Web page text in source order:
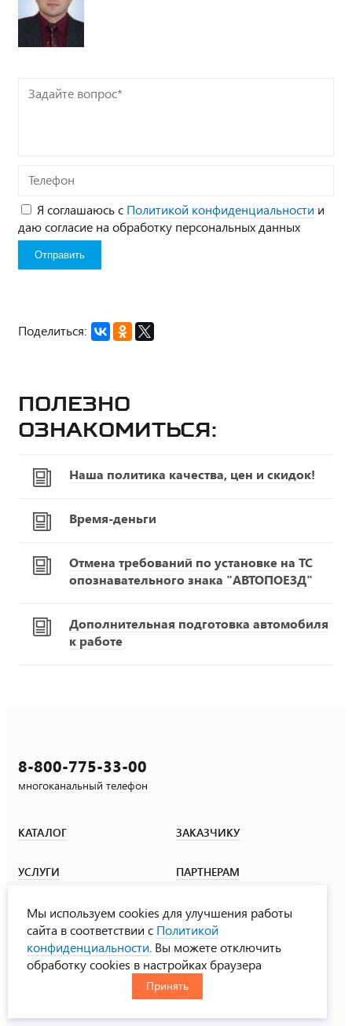
Задайте
Телефон
Я соглашаюсь с Политикой конфиденциальности и
даю согласие на обработку персональных данных
Поделиться:
Полезно
ознакомиться:
Наша политика качества, цен и скидок!
Время-деньги
Отмена требований по установке на ТС
опознавательного знака "АВТОПОЕЗД"
Дополнительная подготовка автомобиля
к работе
8-800-775-33-00
многоканальный телефон
КАТАЛОГ ЗАКАЗЧИКУ
УСЛУГИ ПАРТНЕРАМ
УРАЛСПЕЦТРАНС НОВОСТИ
Мы используем cookies для улучшения работы
сайта в соответствии с Политикой
конфиденциальности . Вы можете отключить
обработку cookies в настройках браузера
Принять